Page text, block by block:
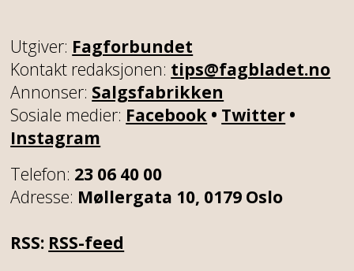
Utgiver: Fagforbundet
Kontakt redaksjonen: tips@fagbladet.no
Annonser: Salgsfabrikken
Sosiale medier: Facebook • Twitter •
Instagram
Telefon: 23 06 40 00
Adresse: Møllergata 10, 0179 Oslo
RSS: RSS-feed